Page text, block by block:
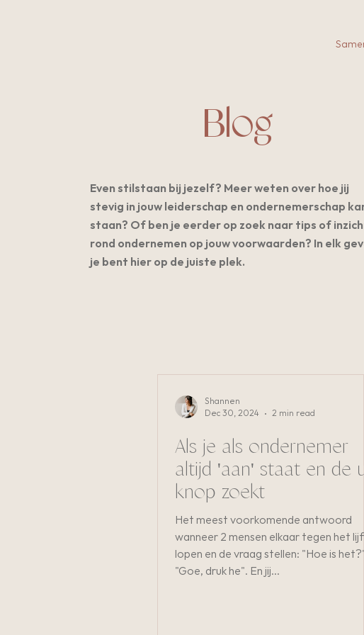
Blog
Even stilstaan bij jezelf? Meer weten over hoe jij
stevig in jouw leiderschap en ondernemerschap
staan? Of ben je eerder op zoek naar tips of
rond ondernemen op jouw voorwaarden? In elk
je bent hier op de juiste plek.
Shannen
Dec 30, 2024
2 min read
Als je als ondernemer
altijd 'aan' staat en de uit-
knop zoekt
Het meest voorkomende antwoord
wanneer 2 mensen elkaar tegen het lijf
lopen en de vraag stellen: "Hoe is
"Goe, druk he". En jij...